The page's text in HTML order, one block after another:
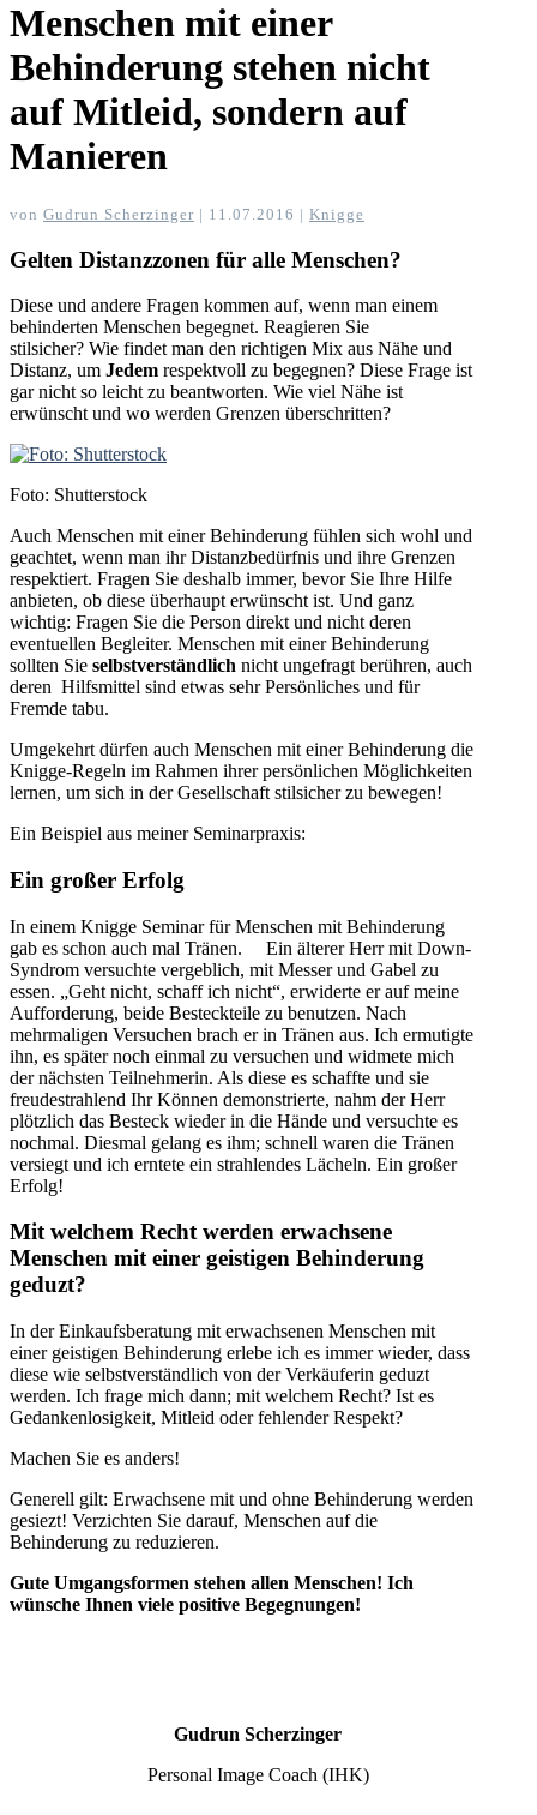
Menschen mit einer
Behinderung stehen nicht
auf Mitleid, sondern auf
Manieren
von Gudrun Scherzinger | 11.07.2016 | Knigge
Gelten Distanzzonen für alle Menschen?
Diese und andere Fragen kommen auf, wenn man einem
behinderten Menschen begegnet. Reagieren Sie
stilsicher? Wie findet man den richtigen Mix aus Nähe und
Distanz, um Jedem respektvoll zu begegnen? Diese Frage ist
gar nicht so leicht zu beantworten. Wie viel Nähe ist
erwünscht und wo werden Grenzen überschritten?
Foto: Shutterstock
Auch Menschen mit einer Behinderung fühlen sich wohl und
geachtet, wenn man ihr Distanzbedürfnis und ihre Grenzen
respektiert. Fragen Sie deshalb immer, bevor Sie Ihre Hilfe
anbieten, ob diese überhaupt erwünscht ist. Und ganz
wichtig: Fragen Sie die Person direkt und nicht deren
eventuellen Begleiter. Menschen mit einer Behinderung
sollten Sie selbstverständlich nicht ungefragt berühren, auch
deren Hilfsmittel sind etwas sehr Persönliches und für
Fremde tabu.
Umgekehrt dürfen auch Menschen mit einer Behinderung die
Knigge-Regeln im Rahmen ihrer persönlichen Möglichkeiten
lernen, um sich in der Gesellschaft stilsicher zu bewegen!
Ein Beispiel aus meiner Seminarpraxis:
Ein großer Erfolg
In einem Knigge Seminar für Menschen mit Behinderung
gab es schon auch mal Tränen. Ein älterer Herr mit Down-
Syndrom versuchte vergeblich, mit Messer und Gabel zu
essen. „Geht nicht, schaff ich nicht“, erwiderte er auf meine
Aufforderung, beide Besteckteile zu benutzen. Nach
mehrmaligen Versuchen brach er in Tränen aus. Ich ermutigte
ihn, es später noch einmal zu versuchen und widmete mich
der nächsten Teilnehmerin. Als diese es schaffte und sie
freudestrahlend Ihr Können demonstrierte, nahm der Herr
plötzlich das Besteck wieder in die Hände und versuchte es
nochmal. Diesmal gelang es ihm; schnell waren die Tränen
versiegt und ich erntete ein strahlendes Lächeln. Ein großer
Erfolg!
Mit welchem Recht werden erwachsene
Menschen mit einer geistigen Behinderung
geduzt?
In der Einkaufsberatung mit erwachsenen Menschen mit
einer geistigen Behinderung erlebe ich es immer wieder, dass
diese wie selbstverständlich von der Verkäuferin geduzt
werden. Ich frage mich dann; mit welchem Recht? Ist es
Gedankenlosigkeit, Mitleid oder fehlender Respekt?
Machen Sie es anders!
Generell gilt: Erwachsene mit und ohne Behinderung werden
gesiezt! Verzichten Sie darauf, Menschen auf die
Behinderung zu reduzieren.
Gute Umgangsformen stehen allen Menschen! Ich
wünsche Ihnen viele positive Begegnungen!
Gudrun Scherzinger
Personal Image Coach (IHK)